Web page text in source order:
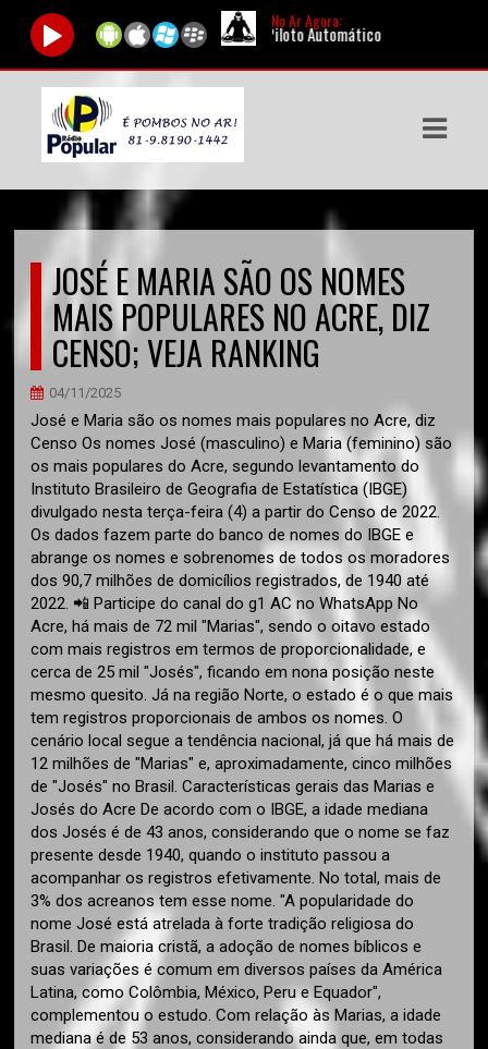
No Ar Agora:
AutoDJ |Programa: Piloto Automático
JOSÉ E MARIA SÃO OS NOMES
MAIS POPULARES NO ACRE, DIZ
CENSO; VEJA RANKING
04/11/2025
José e Maria são os nomes mais populares no Acre, diz
Censo Os nomes José (masculino) e Maria (feminino) são
os mais populares do Acre, segundo levantamento do
Instituto Brasileiro de Geografia de Estatística (IBGE)
divulgado nesta terça-feira (4) a partir do Censo de 2022.
Os dados fazem parte do banco de nomes do IBGE e
abrange os nomes e sobrenomes de todos os moradores
dos 90,7 milhões de domicílios registrados, de 1940 até
2022. 📲 Participe do canal do g1 AC no WhatsApp No
Acre, há mais de 72 mil "Marias", sendo o oitavo estado
com mais registros em termos de proporcionalidade, e
cerca de 25 mil "Josés", ficando em nona posição neste
mesmo quesito. Já na região Norte, o estado é o que mais
tem registros proporcionais de ambos os nomes. O
cenário local segue a tendência nacional, já que há mais de
12 milhões de "Marias" e, aproximadamente, cinco milhões
de "Josés" no Brasil. Características gerais das Marias e
Josés do Acre De acordo com o IBGE, a idade mediana
dos Josés é de 43 anos, considerando que o nome se faz
presente desde 1940, quando o instituto passou a
acompanhar os registros efetivamente. No total, mais de
3% dos acreanos tem esse nome. "A popularidade do
nome José está atrelada à forte tradição religiosa do
Brasil. De maioria cristã, a adoção de nomes bíblicos e
suas variações é comum em diversos países da América
Latina, como Colômbia, México, Peru e Equador",
complementou o estudo. Com relação às Marias, a idade
mediana é de 53 anos, considerando ainda que, em todas